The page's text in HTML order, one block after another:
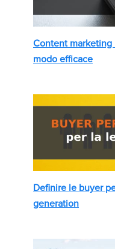
Content marketing
modo efficace
Definire le buyer
generation